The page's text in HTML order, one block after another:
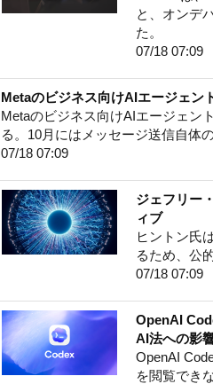
と、オンデ
た。
07/18 07:09
Metaのビジネス向けAIエージェ
Metaのビジネス向けAIエージェン
る。10月にはメッセージ送信自体
07/18 07:09
ジェフリー
ィブ
ヒントン氏
るため、公
07/18 07:09
OpenAI
AI法への影
OpenAI
を閲覧でき